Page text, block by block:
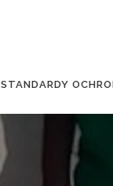
STANDARDY